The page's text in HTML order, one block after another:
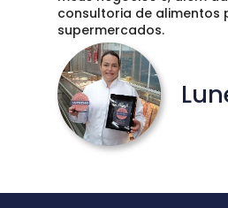
consultoria de alimentos
supermercados.